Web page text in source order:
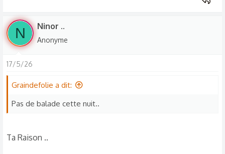
N Ninor ..
Anonyme
17/5/26
Graindefolie a dit:
Pas de balade cette nuit..
Ta Raison ..